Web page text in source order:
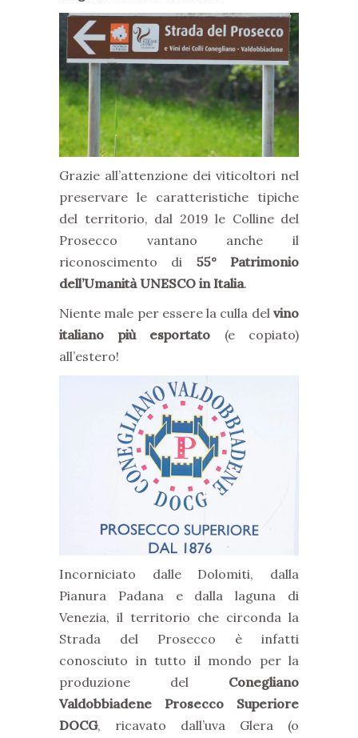
Grazie all’attenzione dei viticoltori nel
preservare le caratteristiche tipiche
del territorio, dal 2019 le Colline del
Prosecco vantano anche il
riconoscimento di 55° Patrimonio
dell’Umanità UNESCO in Italia.
Niente male per essere la culla del vino
italiano più esportato (e copiato)
all’estero!
Incorniciato dalle Dolomiti, dalla
Pianura Padana e dalla laguna di
Venezia, il territorio che circonda la
Strada del Prosecco è infatti
conosciuto in tutto il mondo per la
produzione del Conegliano
Valdobbiadene Prosecco Superiore
DOCG, ricavato dall’uva Glera (o